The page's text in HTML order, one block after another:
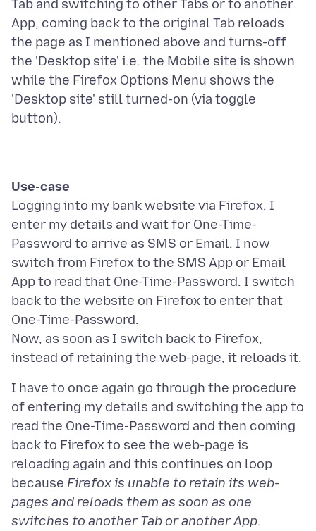
Tab and switching to other Tabs or to another
App, coming back to the original Tab reloads
the page as I mentioned above and turns-off
the 'Desktop site' i.e. the Mobile site is shown
while the Firefox Options Menu shows the
'Desktop site' still turned-on (via toggle
Use-case
Logging into my bank website via Firefox, I
enter my details and wait for One-Time-
Password to arrive as SMS or Email. I now
switch from Firefox to the SMS App or Email
App to read that One-Time-Password. I switch
back to the website on Firefox to enter that
One-Time-Password.
Now, as soon as I switch back to Firefox,
I have to once again go through the procedure
of entering my details and switching the app to
read the One-Time-Password and then coming
back to Firefox to see the web-page is
reloading again and this continues on loop
because Firefox is unable to retain its web-
pages and reloads them as soon as one
switches to another Tab or another App